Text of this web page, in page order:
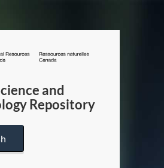
/
Canada
and
Repository